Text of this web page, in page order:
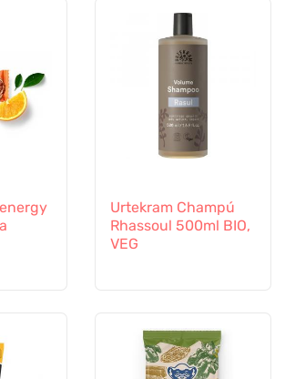
Urtekram Champú
Rhassoul 500ml BIO,
VEG